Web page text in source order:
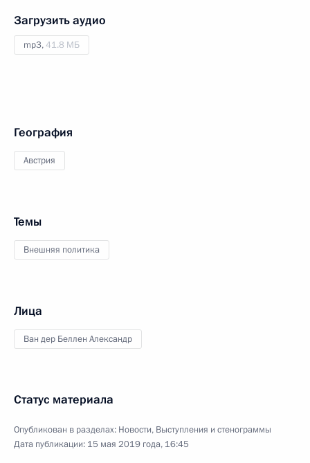
Загрузить аудио
mp3,41.8 МБ
География
Австрия
Темы
Внешняя политика
Лица
Ван дер Беллен Александр
Статус материала
Опубликован в разделах: Новости, Выступления и стенограммы
Дата публикации: 15 мая 2019 года, 16:45